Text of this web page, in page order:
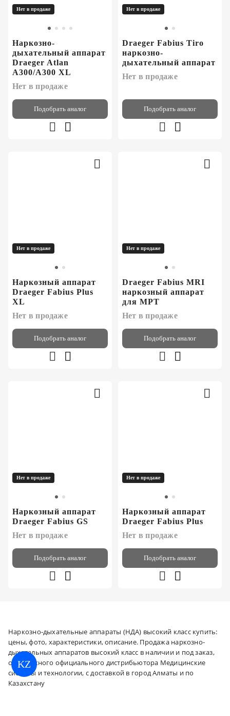
KZ
Нет в продаже
Наркозно-
дыхательный аппарат
Draeger Atlan
A300/A300 XL
Нет в продаже
Подобрать аналог
Нет в продаже
Draeger Fabius Tiro
наркозно-
дыхательный аппарат
Нет в продаже
Подобрать аналог
Нет в продаже
Наркозный аппарат
Draeger Fabius Plus
XL
Нет в продаже
Подобрать аналог
Нет в продаже
Draeger Fabius MRI
наркозный аппарат
для МРТ
Нет в продаже
Подобрать аналог
Нет в продаже
Наркозный аппарат
Draeger Fabius GS
Нет в продаже
Подобрать аналог
Нет в продаже
Наркозный аппарат
Draeger Fabius Plus
Нет в продаже
Подобрать аналог
Наркозно-дыхательные аппараты (НДА) высокий класс купить:
цены, фото, характеристики, описание. Продажа наркозно-
дыхательных аппаратов высокий класс в наличии и под заказ,
от надежного официального дистрибьютора Медицинские
системы и технологии, с доставкой в город Алматы и по
Казахстану